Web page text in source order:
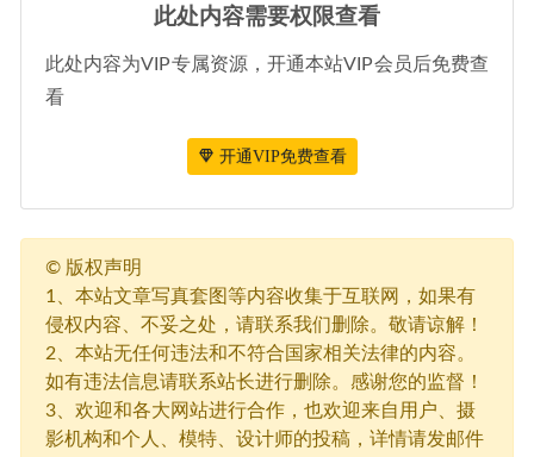
此处内容需要权限查看
此处内容为VIP专属资源，开通本站VIP会员后免费查
看
开通VIP免费查看
© 版权声明
1、本站文章写真套图等内容收集于互联网，如果有
侵权内容、不妥之处，请联系我们删除。敬请谅解！
2、本站无任何违法和不符合国家相关法律的内容。
如有违法信息请联系站长进行删除。感谢您的监督！
3、欢迎和各大网站进行合作，也欢迎来自用户、摄
影机构和个人、模特、设计师的投稿，详情请发邮件